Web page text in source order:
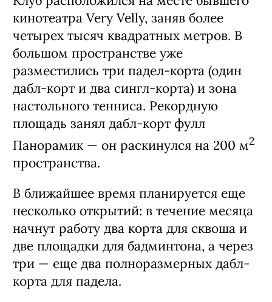
кинотеатра Very Velly, заняв более
четырех тысяч квадратных метров. В
большом пространстве уже
разместились три падел-корта (один
дабл-корт и два сингл-корта) и зона
настольного тенниса. Рекордную
площадь занял дабл-корт фулл
Панорамик — он раскинулся на 200 м2
пространства.
В ближайшее время планируется еще
несколько открытий: в течение месяца
начнут работу два корта для сквоша и
две площадки для бадминтона, а через
три — еще два полноразмерных дабл-
корта для падела.